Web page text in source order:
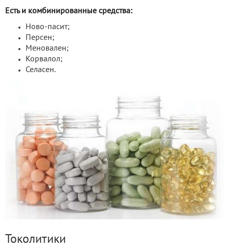
Есть и комбинированные средства:
Ново-пасит;
Персен;
Меновален;
Корвалол;
Селасен.
Токолитики